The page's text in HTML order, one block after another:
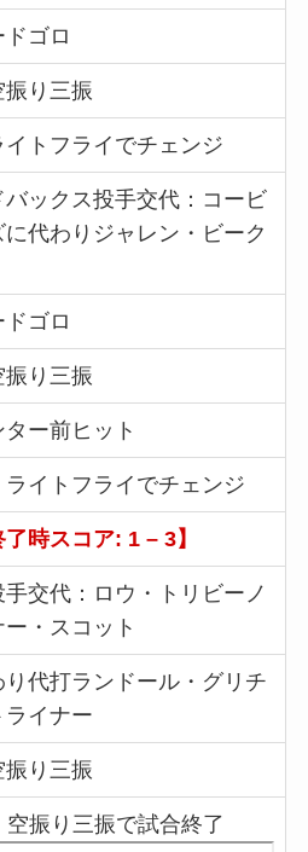
ゴロ
振り三振
トフライでチェンジ
バックス投手交代：コービ
代わりジャレン・ビーク
ゴロ
振り三振
ー前ヒット
ライトフライでチェンジ
了時スコア: 1 – 3】
手交代：ロウ・トリビーノ
・スコット
代打ランドール・グリチ
ライナー
り三振
空振り三振で試合終了